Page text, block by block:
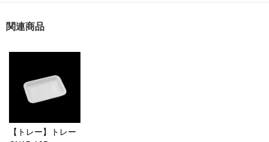
関連商品
【トレー】トレー